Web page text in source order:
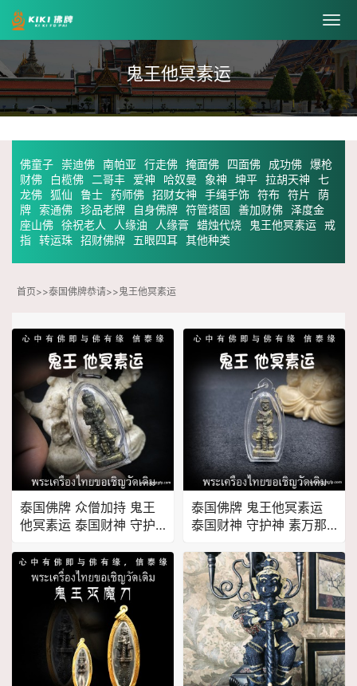
鬼王他冥素运
佛童子 崇迪佛 南帕亚 行走佛 掩面佛 四面佛 成功佛 爆枪
财佛
白榄佛 二哥丰 爱神 哈奴曼 象神 坤平 拉胡天神
七
龙佛 狐仙 鲁士 药师佛 招财女神 手绳手饰 符布 符片
荫
牌
索通佛 珍品老牌 自身佛牌 符管塔固 善加财佛 泽度金
座山佛 徐祝老人 人缘油 人缘膏 蜡烛代烧 鬼王他冥素运 戒
指 转运珠 招财佛牌 五眼四耳 其他种类
首页>>泰国佛牌恭请>>鬼王他冥素运
泰国佛牌 众僧加持 鬼王
他冥素运 泰国财神 守护
招财镇宅 辟邪挡灾 人缘
六合
泰国佛牌 鬼王他冥素运
泰国财神 守护神 素万那
辟邪挡灾 人缘六合